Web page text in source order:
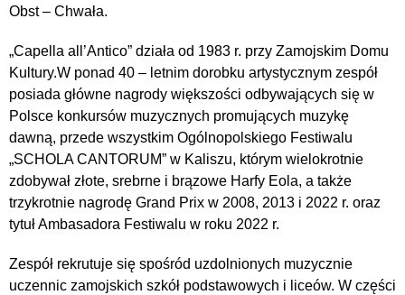
Obst – Chwała.
„Capella all’Antico” działa od 1983 r. przy Zamojskim Domu
Kultury.W ponad 40 – letnim dorobku artystycznym zespół
posiada główne nagrody większości odbywających się w
Polsce konkursów muzycznych promujących muzykę
dawną, przede wszystkim Ogólnopolskiego Festiwalu
„SCHOLA CANTORUM” w Kaliszu, którym wielokrotnie
zdobywał złote, srebrne i brązowe Harfy Eola, a także
trzykrotnie nagrodę Grand Prix w 2008, 2013 i 2022 r. oraz
tytuł Ambasadora Festiwalu w roku 2022 r.
Zespół rekrutuje się spośród uzdolnionych muzycznie
uczennic zamojskich szkół podstawowych i liceów. W części